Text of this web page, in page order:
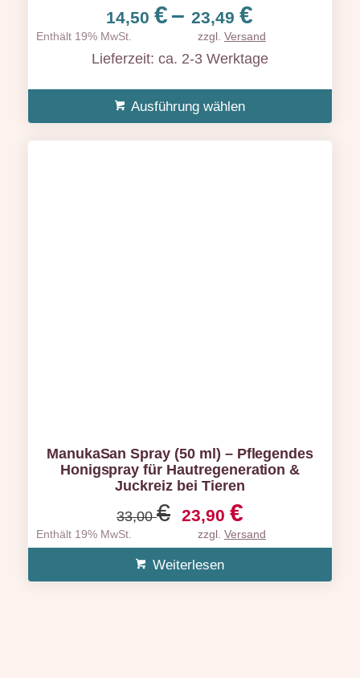
14,50€–23,49€
14,50 €
bis
23,49 €
Enthält 19% MwSt. zzgl. Versand
Lieferzeit: ca. 2-3 Werktage
Ausführung wählen
ManukaSan Spray (50 ml) – Pflegendes
Honigspray für Hautregeneration &
Juckreiz bei Tieren
33,00€ Ursprünglicher
Preis
war:
33,00 €
23,90 €Aktueller
Preis
ist:
Enthält 19% MwSt. zzgl. Versand
Weiterlesen